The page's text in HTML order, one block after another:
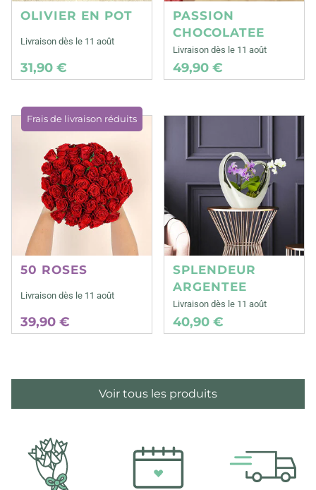
OLIVIER EN POT
Livraison dès le 11 août
31,90 €
PASSION
CHOCOLATEE
Livraison dès le 11 août
49,90 €
Frais de livraison réduits
50 ROSES
Livraison dès le 11 août
39,90 €
SPLENDEUR
ARGENTEE
Livraison dès le 11 août
40,90 €
Voir tous les produits